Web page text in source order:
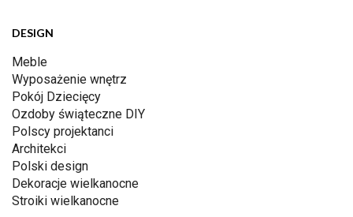
DESIGN
Meble
Wyposażenie wnętrz
Pokój Dziecięcy
Ozdoby świąteczne DIY
Polscy projektanci
Architekci
Polski design
Dekoracje wielkanocne
Stroiki wielkanocne